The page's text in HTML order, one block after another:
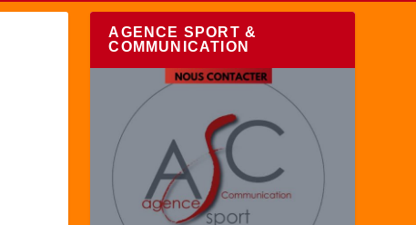
AGENCE SPORT &
COMMUNICATION